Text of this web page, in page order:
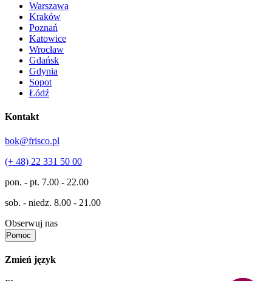
Warszawa
Kraków
Poznań
Katowice
Wrocław
Gdańsk
Gdynia
Sopot
Łódź
Kontakt
bok@frisco.pl
(+ 48) 22 331 50 00
pon. - pt. 7.00 - 22.00
sob. - niedz. 8.00 - 21.00
Obserwuj nas
Pomoc
Zmień język